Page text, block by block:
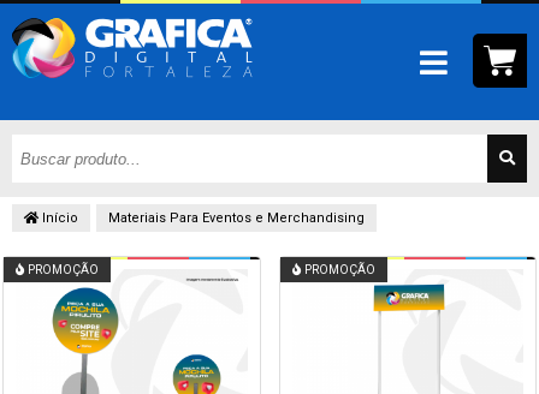
Início Materiais Para Eventos e Merchandising
PROMOÇÃO PROMOÇÃO